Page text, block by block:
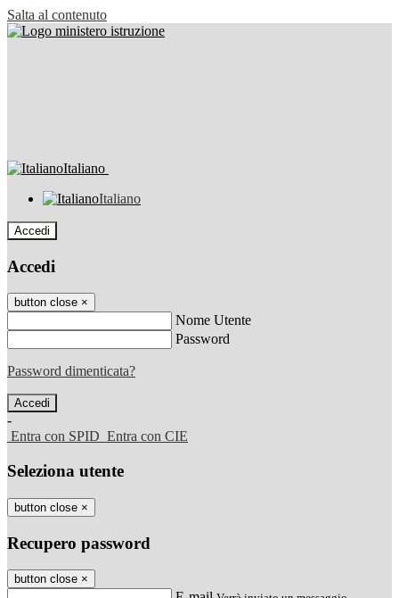
Salta al contenuto
Italiano
Italiano
Accedi
Accedi
button close ×
Nome Utente
Password
Password dimenticata?
-
Entra con SPID Entra con CIE
Seleziona utente
button close ×
Recupero password
button close ×